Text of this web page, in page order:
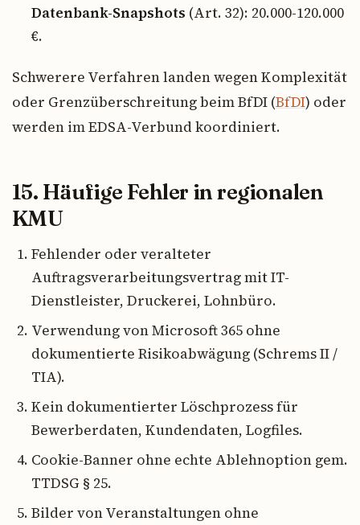
Datenbank-Snapshots (Art. 32): 20.000-120.000
€.
Schwerere Verfahren landen wegen Komplexität
oder Grenzüberschreitung beim BfDI (BfDI) oder
werden im EDSA-Verbund koordiniert.
15. Häufige Fehler in regionalen
KMU
Fehlender oder veralteter
Auftragsverarbeitungsvertrag mit IT-
Dienstleister, Druckerei, Lohnbüro.
Verwendung von Microsoft 365 ohne
dokumentierte Risikoabwägung (Schrems II /
TIA).
Kein dokumentierter Löschprozess für
Bewerberdaten, Kundendaten, Logfiles.
Cookie-Banner ohne echte Ablehnoption gem.
TTDSG § 25.
Bilder von Veranstaltungen ohne